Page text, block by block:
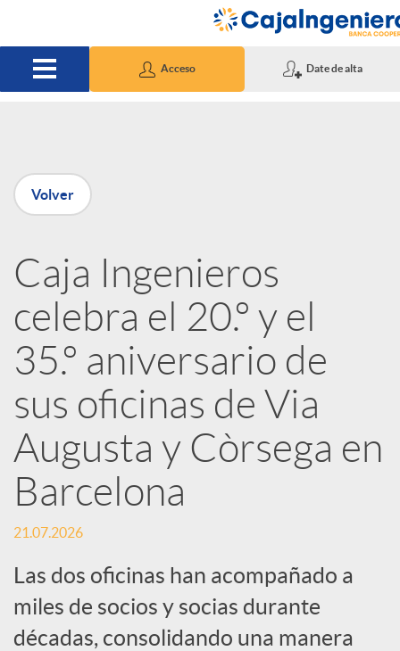
Acceso Date de alta
P
u
b
l
i
c
a
d
o
Volver
Caja Ingenieros
celebra el 20.º y el
35.º aniversario de
sus oficinas de Via
Augusta y Còrsega en
Barcelona
21.07.2026
Las dos oficinas han acompañado a
miles de socios y socias durante
décadas, consolidando una manera